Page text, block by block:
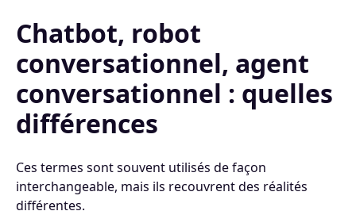
Chatbot, robot
conversationnel, agent
conversationnel : quelles
différences
Ces termes sont souvent utilisés de façon
interchangeable, mais ils recouvrent des réalités
différentes.